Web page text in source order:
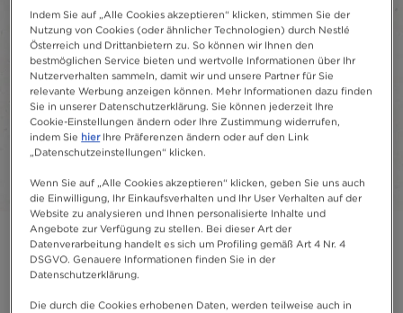
kolumbianischen Bergen​
Zu Favoriten hinzufügen
Kapseln 10
Recycling
Indem Sie auf „Alle Cookies akzeptieren“ klicken, stimmen Sie der
Nutzung von Cookies (oder ähnlicher Technologien) durch Nestlé
Österreich und Drittanbietern zu. So können wir Ihnen den
bestmöglichen Service bieten und wertvolle Informationen über Ihr
Nutzerverhalten sammeln, damit wir und unsere Partner für Sie
relevante Werbung anzeigen können. Mehr Informationen dazu finden
Sie in unserer Datenschutzerklärung. Sie können jederzeit Ihre
Cookie-Einstellungen ändern oder Ihre Zustimmung widerrufen,
indem Sie hierIhre Präferenzen ändern oder auf den Link
„Datenschutzeinstellungen“ klicken.
Wenn Sie auf „Alle Cookies akzeptieren“ klicken, geben Sie uns auch
die Einwilligung, Ihr Einkaufsverhalten und Ihr User Verhalten auf der
Website zu analysieren und Ihnen personalisierte Inhalte und
Angebote zur Verfügung zu stellen. Bei dieser Art der
Datenverarbeitung handelt es sich um Profiling gemäß Art 4 Nr. 4
DSGVO. Genauere Informationen finden Sie in der
Datenschutzerklärung.
Die durch die Cookies erhobenen Daten, werden teilweise auch in